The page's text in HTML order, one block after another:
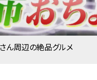
ん周辺の絶品グルメ